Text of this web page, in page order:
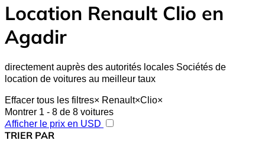
Location Renault Clio en
Agadir
directement auprès des autorités locales Sociétés de
location de voitures au meilleur taux
Effacer tous les filtres× Renault×Clio×
Montrer 1 - 8 de 8 voitures
Afficher le prix en USD
TRIER PAR